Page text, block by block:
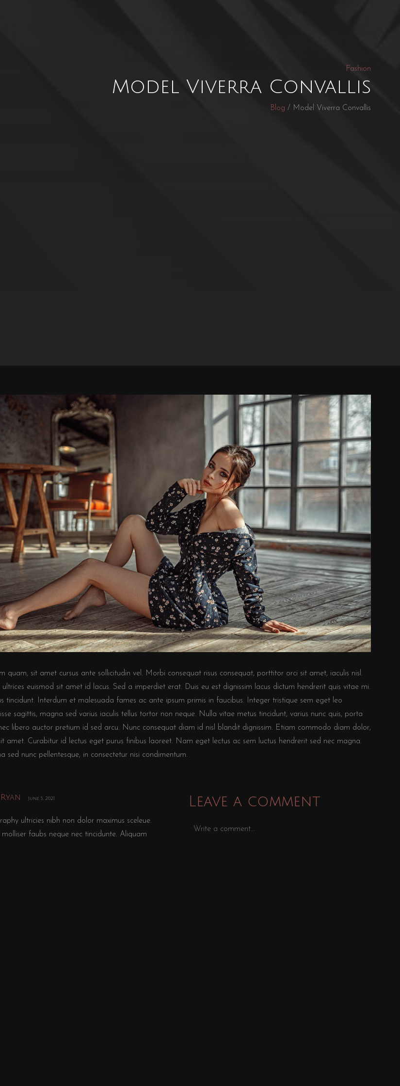
Fashion
Model Viverra Convallis
Blog / Model Viverra Convallis
quam, sit amet cursus ante sollicitudin vel. Morbi consequat risus consequat, porttitor orci sit amet, iaculis nisl.
ultrices euismod sit amet id lacus. Sed a imperdiet erat. Duis eu est dignissim lacus dictum hendrerit quis vitae mi.
tincidunt. Interdum et malesuada fames ac ante ipsum primis in faucibus. Integer tristique sem eget leo
sagittis, magna sed varius iaculis tellus tortor non neque. Nulla vitae metus tincidunt, varius nunc quis, porta
libero auctor pretium id sed arcu. Nunc consequat diam id nisl blandit dignissim. Etiam commodo diam dolor,
amet. Curabitur id lectus eget purus finibus laoreet. Nam eget lectus ac sem luctus hendrerit sed nec magna.
sed nunc pellentesque, in consectetur nisi condimentum.
June 5, 2021
ultricies nibh non dolor maximus sceleue.
molliser faubs neque nec tincidunte. Aliquam
Leave a comment